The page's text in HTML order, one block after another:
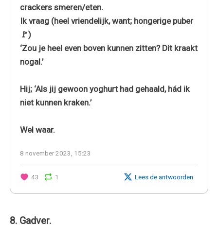
crackers smeren/eten.
Ik vraag (heel vriendelijk, want; hongerige puber
🚩)
‘Zou je heel even boven kunnen zitten? Dit kraakt
nogal.’
Hij; ‘Als jij gewoon yoghurt had gehaald, hád ik
niet kunnen kraken.’
Wel waar.
8 november 2023, 15:23
43 1 Lees de antwoorden
8. Gadver.